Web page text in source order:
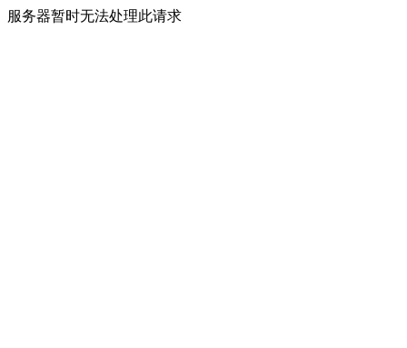
服务器暂时无法处理此请求